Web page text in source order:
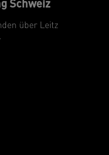
Schweiz
über Leitz